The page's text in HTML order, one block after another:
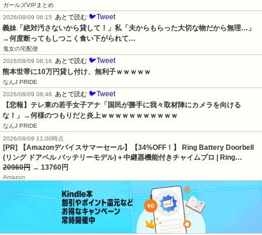
ガールズVIPまとめ
2026/08/09 06:15 あとで読む 🐦Tweet
義妹「絶対汚さないから貸して！」私「夫からもらった大切な物だから無理…」
→何度断ってもしつこく食い下がられて…
鬼女の宅配便
2026/08/09 06:16 あとで読む 🐦Tweet
熊本世帯に10万円貸し付け、無利子ｗｗｗｗｗ
なんJ PRIDE
2026/08/09 08:46 あとで読む 🐦Tweet
【悲報】テレ東の若手女子アナ「国民が勝手に我々取材陣にカメラを向ける
な！」→何様のつもりだと炎上ｗｗｗｗｗｗｗｗｗｗｗ
なんJ PRIDE
2026/08/09 11:00時点
[PR] 【Amazonデバイスサマーセール】【34%OFF！】 Ring Battery Doorbell
(リング ドアベル バッテリーモデル)＋中継器機能付きチャイムプロ | Ring…
20960円 → 13760円
Amazon